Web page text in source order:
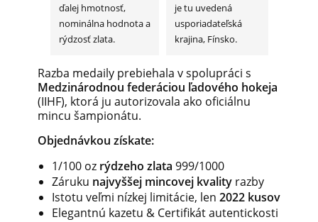
ďalej hmotnosť,
nominálna hodnota a
rýdzosť zlata.
je tu uvedená
usporiadateľská
krajina, Fínsko.
Razba medaily prebiehala v spolupráci s
Medzinárodnou federáciou ľadového hokeja
(IIHF), ktorá ju autorizovala ako oficiálnu
mincu šampionátu.
Objednávkou získate:
1/100 oz rýdzeho zlata 999/1000
Záruku najvyššej mincovej kvality razby
Istotu veľmi nízkej limitácie, len 2022 kusov
Elegantnú kazetu & Certifikát autentickosti